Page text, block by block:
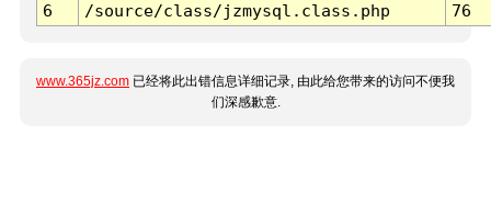
6
/source/class/jzmysql.class.php 76
www.365jz.com 已经将此出错信息详细记录, 由此给您带来的访问不便我
们深感歉意.